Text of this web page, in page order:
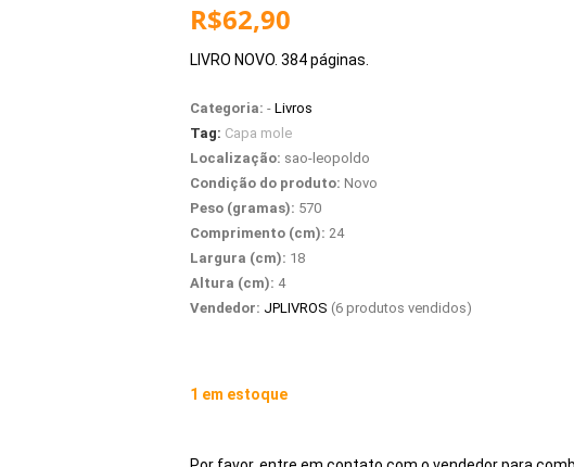
R$62,90
LIVRO NOVO. 384 páginas.
Categoria: - Livros
Tag: Capa mole
Localização: sao-leopoldo
Condição do produto: Novo
Peso (gramas): 570
Comprimento (cm): 24
Largura (cm): 18
Altura (cm): 4
Vendedor: JPLIVROS (6 produtos vendidos)
1 em estoque